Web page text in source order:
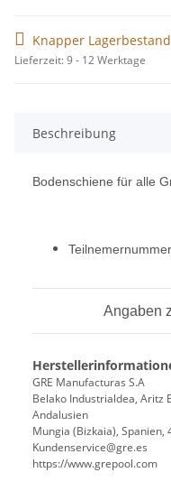
Knapper Lagerbestand
Lieferzeit: 9 - 12 Werktage
Beschreibung
Bodenschiene für alle
Angaben
GRE Manufacturas S.A
Belako Industrialdea, Aritz
Andalusien
Mungia (Bizkaia), Spanien,
Kundenservice@gre.es
https://www.grepool.com